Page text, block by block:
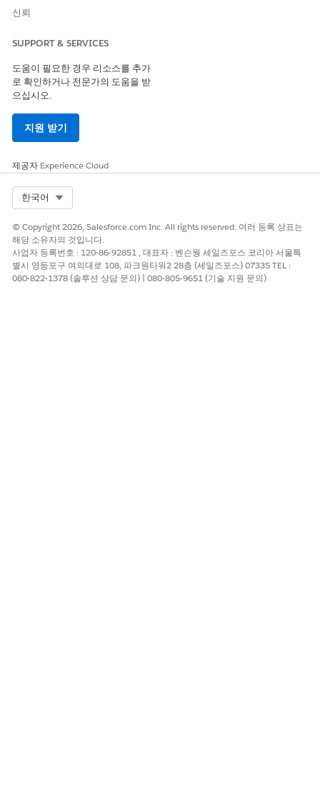
환자 자격 및 혜택 확인 플로를 지원하려면 Infinitus를 통해 사
다음, MuleSoft 앱을 배포하고 명명된 자격 증명을 구성합니다.
위탁 관리 예측 점수 매기기 설정
위탁 관리에 대한 예측 점수 매기기를 지원하려면 Health
Cloud Scoring 데이터 키트를 설치하고 위탁 관리 데이터 모델
개체(DMO)의 데이터를 확인한 다음, Data Cloud에서 임상 서
지원을 사용하여 홈페이지에서 직접 의뢰 관리 캠페인을 만들고
시작합니다.
위탁 관리 구성: 임상 서비스 요청 검토 오케스트레이션 플로 자
동화
임상 서비스 요청을 지원하는 기본 설정을 완료하려면 몇 가지
세부 사항을 확인한 다음, 위탁 관리를 활성화합니다. 임상 서비
신뢰
SUPPORT & SERVICES
도움이 필요한 경우 리소스를 추가
로 확인하거나 전문가의 도움을 받
으십시오.
지원 받기
제공자 Experience Cloud
한국어
© Copyright 2026, Salesforce.com Inc. All rights reserved. 여러 등록 상표는
해당 소유자의 것입니다.
사업자 등록번호 : 120-86-92851 , 대표자 : 벤슨웡 세일즈포스 코리아 서울특
별시 영등포구 여의대로 108, 파크원타워2 28층 (세일즈포스) 07335 TEL :
080-822-1378 (솔루션 상담 문의) | 080-805-9651 (기술 지원 문의)